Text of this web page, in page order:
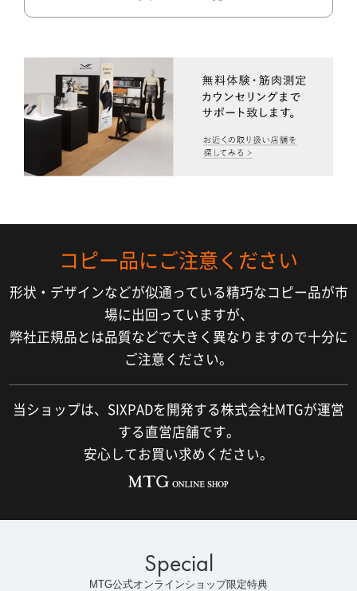
コピー品にご注意ください
形状・デザインなどが似通っている精巧なコピー品が市
場に出回っていますが、
弊社正規品とは品質などで大きく異なりますので十分に
ご注意ください。
当ショップは、SIXPADを開発する株式会社MTGが運営
する直営店舗です。
安心してお買い求めください。
Special
MTG公式オンラインショップ限定特典